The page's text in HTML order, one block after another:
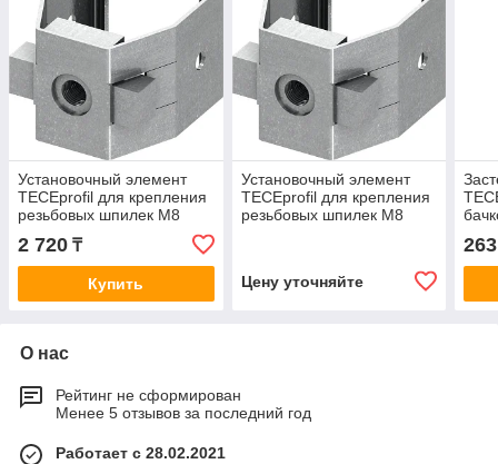
Установочный элемент
TECEprofil для крепления
резьбовых шпилек M8
2 720 ₸
Купить
Установочный элемент
TECEprofil для крепления
резьбовых шпилек M8
Цену уточняйте
мм
О нас
Рейтинг не сформирован
Менее 5 отзывов за последний год
Работает с 28.02.2021